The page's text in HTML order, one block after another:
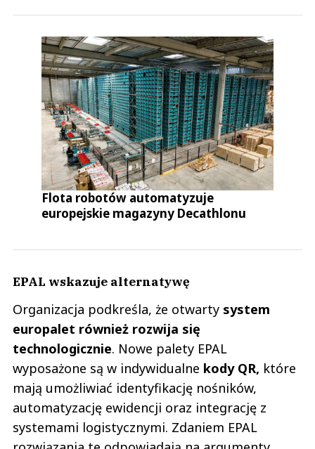
Flota robotów automatyzuje
europejskie magazyny Decathlonu
EPAL wskazuje alternatywę
Organizacja podkreśla, że otwarty system
europalet również rozwija się
technologicznie. Nowe palety EPAL
wyposażone są w indywidualne kody QR, które
mają umożliwiać identyfikację nośników,
automatyzację ewidencji oraz integrację z
systemami logistycznymi. Zdaniem EPAL